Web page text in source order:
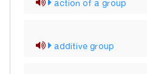
action of a group
additive group